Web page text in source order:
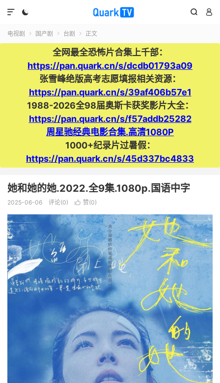
  

电视剧  国产剧  台剧  正文
全网最全恐怖片合集上千部：
https://pan.quark.cn/s/dcdb01793a09
张雪峰绝版高考志愿填报相关资源：
https://pan.quark.cn/s/39af406b57e1
1988-2026全98届奥斯卡获奖影片大全：
https://pan.quark.cn/s/f57addb25282
周星驰经典电影合集.高清1080P
1000+纪录片过暑假：
https://pan.quark.cn/s/45d337bc4833
她和她的她.2022.全9集.1080p.国语中字
2025-06-06 评论(0)  赞(0)